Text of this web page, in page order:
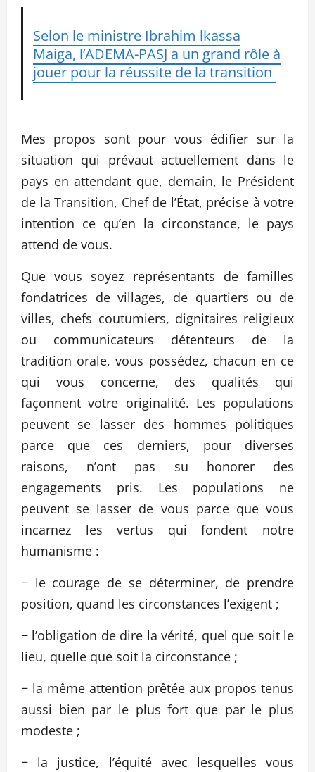
Selon le ministre Ibrahim lkassa
Maiga, l’ADEMA-PASJ a un grand rôle à
jouer pour la réussite de la transition
Mes propos sont pour vous édifier sur la
situation qui prévaut actuellement dans le
pays en attendant que, demain, le Président
de la Transition, Chef de l’État, précise à votre
intention ce qu’en la circonstance, le pays
attend de vous.
Que vous soyez représentants de familles
fondatrices de villages, de quartiers ou de
villes, chefs coutumiers, dignitaires religieux
ou communicateurs détenteurs de la
tradition orale, vous possédez, chacun en ce
qui vous concerne, des qualités qui
façonnent votre originalité. Les populations
peuvent se lasser des hommes politiques
parce que ces derniers, pour diverses
raisons, n’ont pas su honorer des
engagements pris. Les populations ne
peuvent se lasser de vous parce que vous
incarnez les vertus qui fondent notre
humanisme :
− le courage de se déterminer, de prendre
position, quand les circonstances l’exigent ;
− l’obligation de dire la vérité, quel que soit le
lieu, quelle que soit la circonstance ;
− la même attention prêtée aux propos tenus
aussi bien par le plus fort que par le plus
modeste ;
− la justice, l’équité avec lesquelles vous